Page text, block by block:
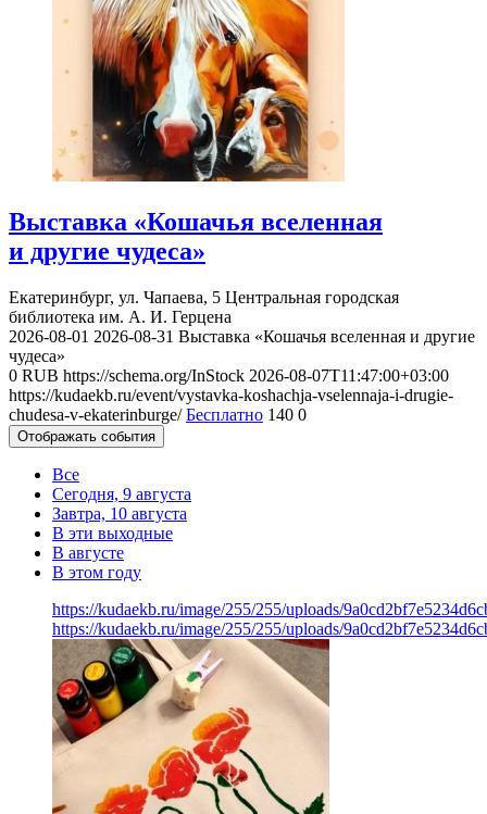
Выставка «Кошачья вселенная
и другие чудеса»
Екатеринбург, ул. Чапаева, 5 Центральная городская
библиотека им. А. И. Герцена
2026-08-01 2026-08-31 Выставка «Кошачья вселенная и другие
чудеса»
0 RUB https://schema.org/InStock 2026-08-07T11:47:00+03:00
https://kudaekb.ru/event/vystavka-koshachja-vselennaja-i-drugie-
chudesa-v-ekaterinburge/ Бесплатно 140 0
Отображать события
Все
Сегодня, 9 августа
Завтра, 10 августа
В эти выходные
В августе
В этом году
https://kudaekb.ru/image/255/255/uploads/
https://kudaekb.ru/image/255/255/uploads/